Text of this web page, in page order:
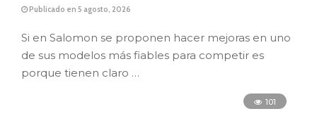
Publicado en 5 agosto, 2026
Si en Salomon se proponen hacer mejoras en uno
de sus modelos más fiables para competir es
porque tienen claro …
101